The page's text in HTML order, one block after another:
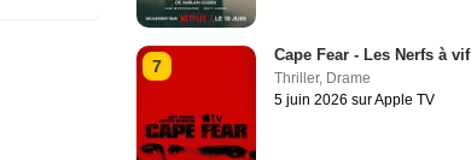
7
Cape Fear - Les Nerfs à vif
Thriller, Drame
5 juin 2026 sur Apple TV